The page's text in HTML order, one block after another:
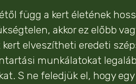
függ a kert életének
akkor ez előbb
elveszítheti eredeti
munkálatokat
S ne feledjük el, hogy